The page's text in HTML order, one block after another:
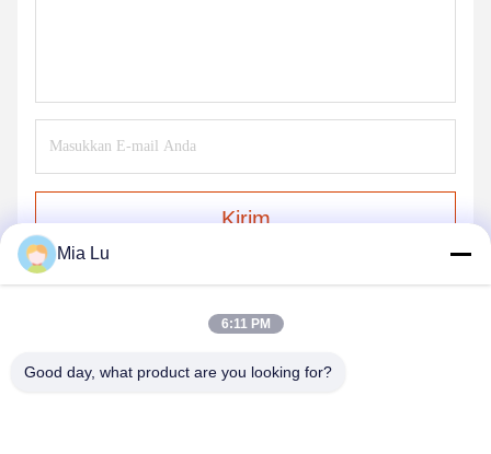
Kirim
Mia Lu
6:11 PM
Good day, what product are you looking for?